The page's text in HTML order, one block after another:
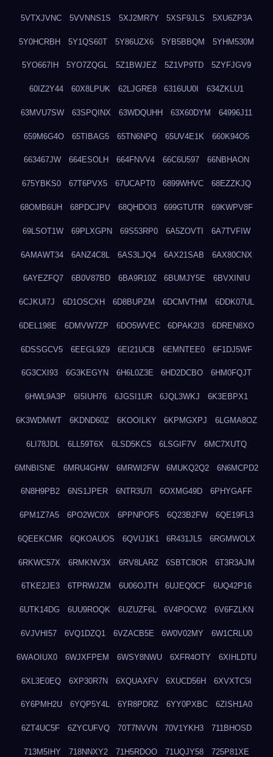
5VTXJVNC 5VVNNS1S 5XJ2MR7Y 5XSF9JLS 5XU6ZP3A
5Y0HCRBH 5Y1QS60T 5Y86UZX6 5YB5BBQM 5YHM530M
5YO667IH 5YO7ZQGL 5Z1BWJEZ 5Z1VP9TD 5ZYFJGV9
60IZ2Y44 60X8LPUK 62LJGRE8 6316UU0I 634ZKLU1
63MVU7SW 63SPQINX 63WDQUHH 63X60DYM 64996J11
659M6G4O 65TIBAG5 65TN6NPQ 65UV4E1K 660K94O5
663467JW 664ESOLH 664FNVV4 66C6U597 66NBHAON
675YBKS0 67T6PVX5 67UCAPT0 6899WHVC 68EZZKJQ
68OMB6UH 68PDCJPV 68QHDOI3 699GTUTR 69KWPV8F
69LSOT1W 69PLXGPN 69S53RP0 6A5ZOVTI 6A7TVFIW
6AMAWT34 6ANZ4C8L 6AS3LJQ4 6AX21SAB 6AX80CNX
6AYEZFQ7 6B0V87BD 6BA9R10Z 6BUMJY5E 6BVXINIU
6CJKUI7J 6D1OSCXH 6D8BUPZM 6DCMVTHM 6DDK07UL
6DEL198E 6DMVW7ZP 6DO5WVEC 6DPAK2I3 6DREN8XO
6DSSGCV5 6EEGL9Z9 6EI21UCB 6EMNTEE0 6F1DJ5WF
6G3CXI93 6G3KEGYN 6H6L0Z3E 6HD2DCBO 6HM0FQJT
6HWL9A3P 6I5IUH76 6JGSI1UR 6JQL3WKJ 6K3EBPX1
6K3WDMWT 6KDND60Z 6KOOILKY 6KPMGXPJ 6LGMA8OZ
6LI78JDL 6LL59T6X 6LSD5KCS 6LSGIF7V 6MC7XUTQ
6MNBISNE 6MRU4GHW 6MRWI2FW 6MUKQ2Q2 6N6MCPD2
6N8H9PB2 6NS1JPER 6NTR3U7I 6OXMG49D 6PHYGAFF
6PM1Z7A5 6PO2WC0X 6PPNPOF5 6Q23B2FW 6QE19FL3
6QEEKCMR 6QKOAUOS 6QVIJ1K1 6R431JL5 6RGMWOLX
6RKWC57X 6RMKNV3X 6RV8LARZ 6SBTC8OR 6T3R3AJM
6TKE2JE3 6TPRWJZM 6U06OJTH 6UJEQ0CF 6UQ42P16
6UTK14DG 6UU9ROQK 6UZUZF6L 6V4POCW2 6V6FZLKN
6VJVHI57 6VQ1DZQ1 6VZACB5E 6W0V02MY 6W1CRLU0
6WAOIUX0 6WJXFPEM 6WSY8NWU 6XFR4OTY 6XIHLDTU
6XL3E0EQ 6XP30R7N 6XQUAXFV 6XUCD56H 6XVXTC5I
6Y6PMH2U 6YQP5Y4L 6YR8PDRZ 6YY0PXBC 6ZISH1A0
6ZT4UC5F 6ZYCUFVQ 70T7NVVN 70V1YKH3 711BHOSD
713M5IHY 718NNXY2 71H5RDOO 71UQJY58 725P81XE